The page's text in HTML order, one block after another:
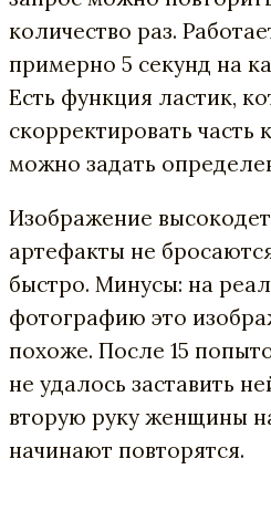
количество раз.
примерно 5 секунд на
Есть функция ластик,
скорректировать часть
можно задать
Изображение
артефакты не
быстро. Минусы: на
фотографию это
похоже. После 15
не удалось заставить
вторую руку женщины
начинают повторятся.